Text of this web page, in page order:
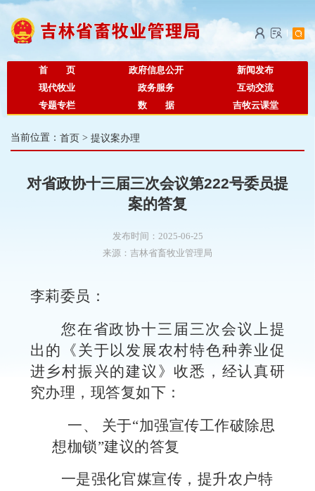
首 页 政府信息公开
新闻发布
现代牧业
政务服务
互动交流
专题专栏
数 据 吉牧云课堂
当前位置： 首页 > 提议案办理
对省政协十三届三次会议第222号委员提
案的答复
发布时间：2025-06-25
来源： 吉林省畜牧业管理局
李莉委员 ：
您在省政协十三届三次会议上提
出的《关于以发展农村特色种养业促
进乡村振兴的建议》收悉，经认真研
究办理，现答复如下：
一、
关于“加强宣传工作破除思
想枷锁”建议的答复
一是强化官媒宣传 ， 提升农户特